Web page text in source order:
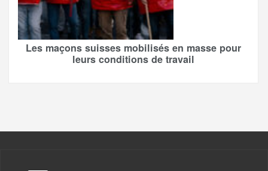
Les maçons suisses mobilisés en masse pour
leurs conditions de travail